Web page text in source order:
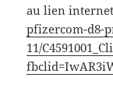
au lien
pfizercom-d8-
11/